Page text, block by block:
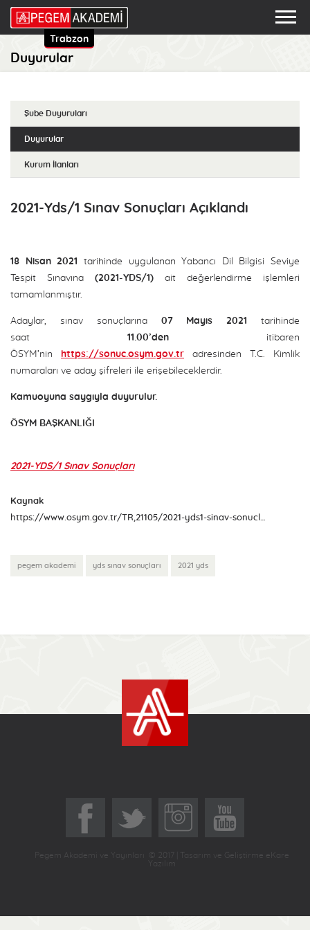
Trabzon
Duyurular
Şube Duyuruları
Duyurular
Kurum İlanları
2021-Yds/1 Sınav Sonuçları Açıklandı
18 Nisan 2021 tarihinde uygulanan Yabancı Dil Bilgisi Seviye
Tespit Sınavına (2021-YDS/1) ait değerlendirme işlemleri
tamamlanmıştır.
Adaylar, sınav sonuçlarına 07 Mayıs 2021 tarihinde
saat 11.00’den itibaren
ÖSYM’nin https://sonuc.osym.gov.tr
adresinden T.C. Kimlik
numaraları ve aday şifreleri ile erişebileceklerdir.
Kamuoyuna saygıyla duyurulur.
ÖSYM BAŞKANLIĞI
2021-YDS/1 Sınav Sonuçları
Kaynak
https://www.osym.gov.tr/TR,21105/2021-yds1-sinav-sonuclari-aciklandi-07052021.html
pegem akademi yds sınav sonuçları 2021 yds
Pegem Akademi ve Yayınları © 2017 | Tasarım ve Geliştirme eKare
Yazılım